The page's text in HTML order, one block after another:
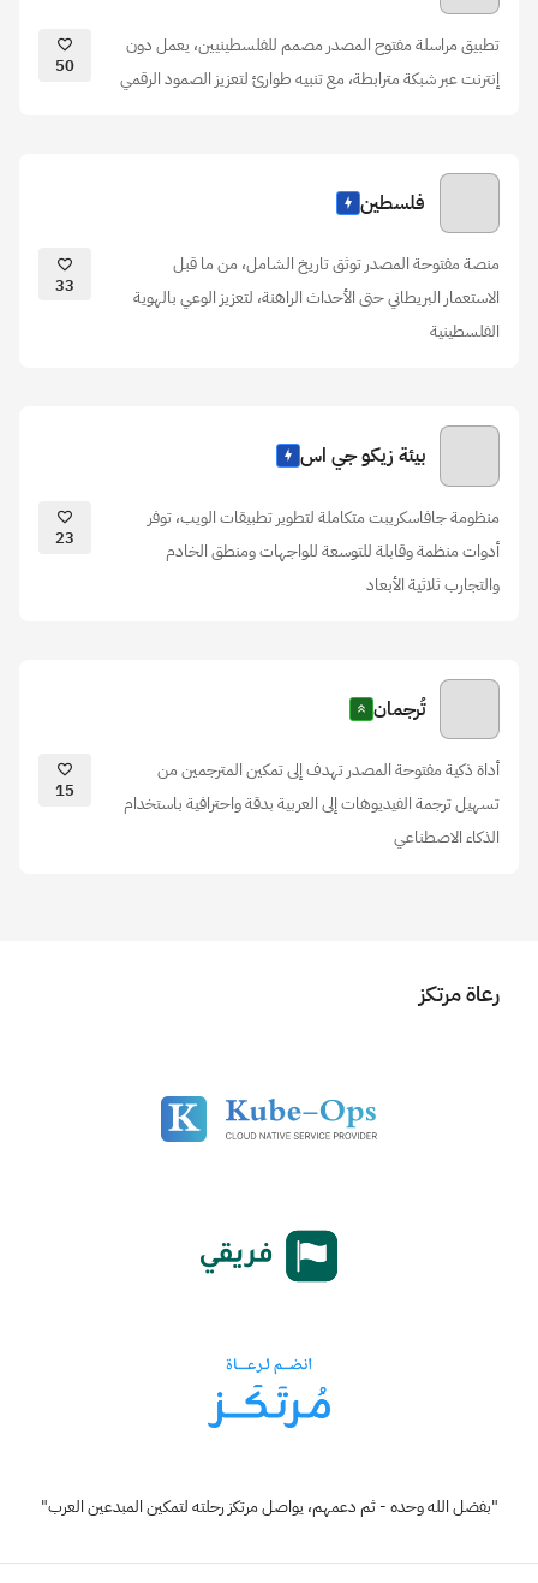
تطبيق مراسلة مفتوح المصدر مصمم للفلسطينيين، يعمل دون
إنترنت عبر شبكة مترابطة، مع تنبيه طوارئ لتعزيز الصمود الرقمي
50
فلسطين
منصة مفتوحة المصدر توثق تاريخ الشامل، من ما قبل
الاستعمار البريطاني حتى الأحداث الراهنة، لتعزيز الوعي بالهوية
الفلسطينية
33
بيئة زيكو جي اس
منظومة جافاسكريبت متكاملة لتطوير تطبيقات الويب، توفر
أدوات منظمة وقابلة للتوسعة للواجهات ومنطق الخادم
والتجارب ثلاثية الأبعاد
23
تُرجمان
أداة ذكية مفتوحة المصدر تهدف إلى تمكين المترجمين من
تسهيل ترجمة الفيديوهات إلى العربية بدقة واحترافية باستخدام
الذكاء الاصطناعي
15
رعاة مرتكز
"بفضل الله وحده - ثم دعمهم، يواصل مرتكز رحلته لتمكين المبدعين العرب"